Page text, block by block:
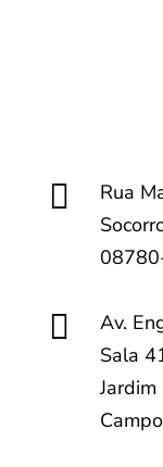

Rua

Av.
Sala
Jardim